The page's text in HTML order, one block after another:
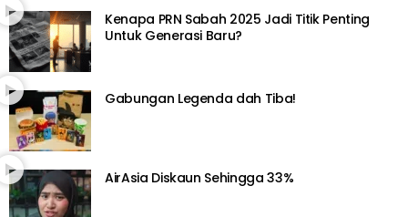
Kenapa PRN Sabah 2025 Jadi Titik Penting
Untuk Generasi Baru?
Gabungan Legenda dah Tiba!
AirAsia Diskaun Sehingga 33%